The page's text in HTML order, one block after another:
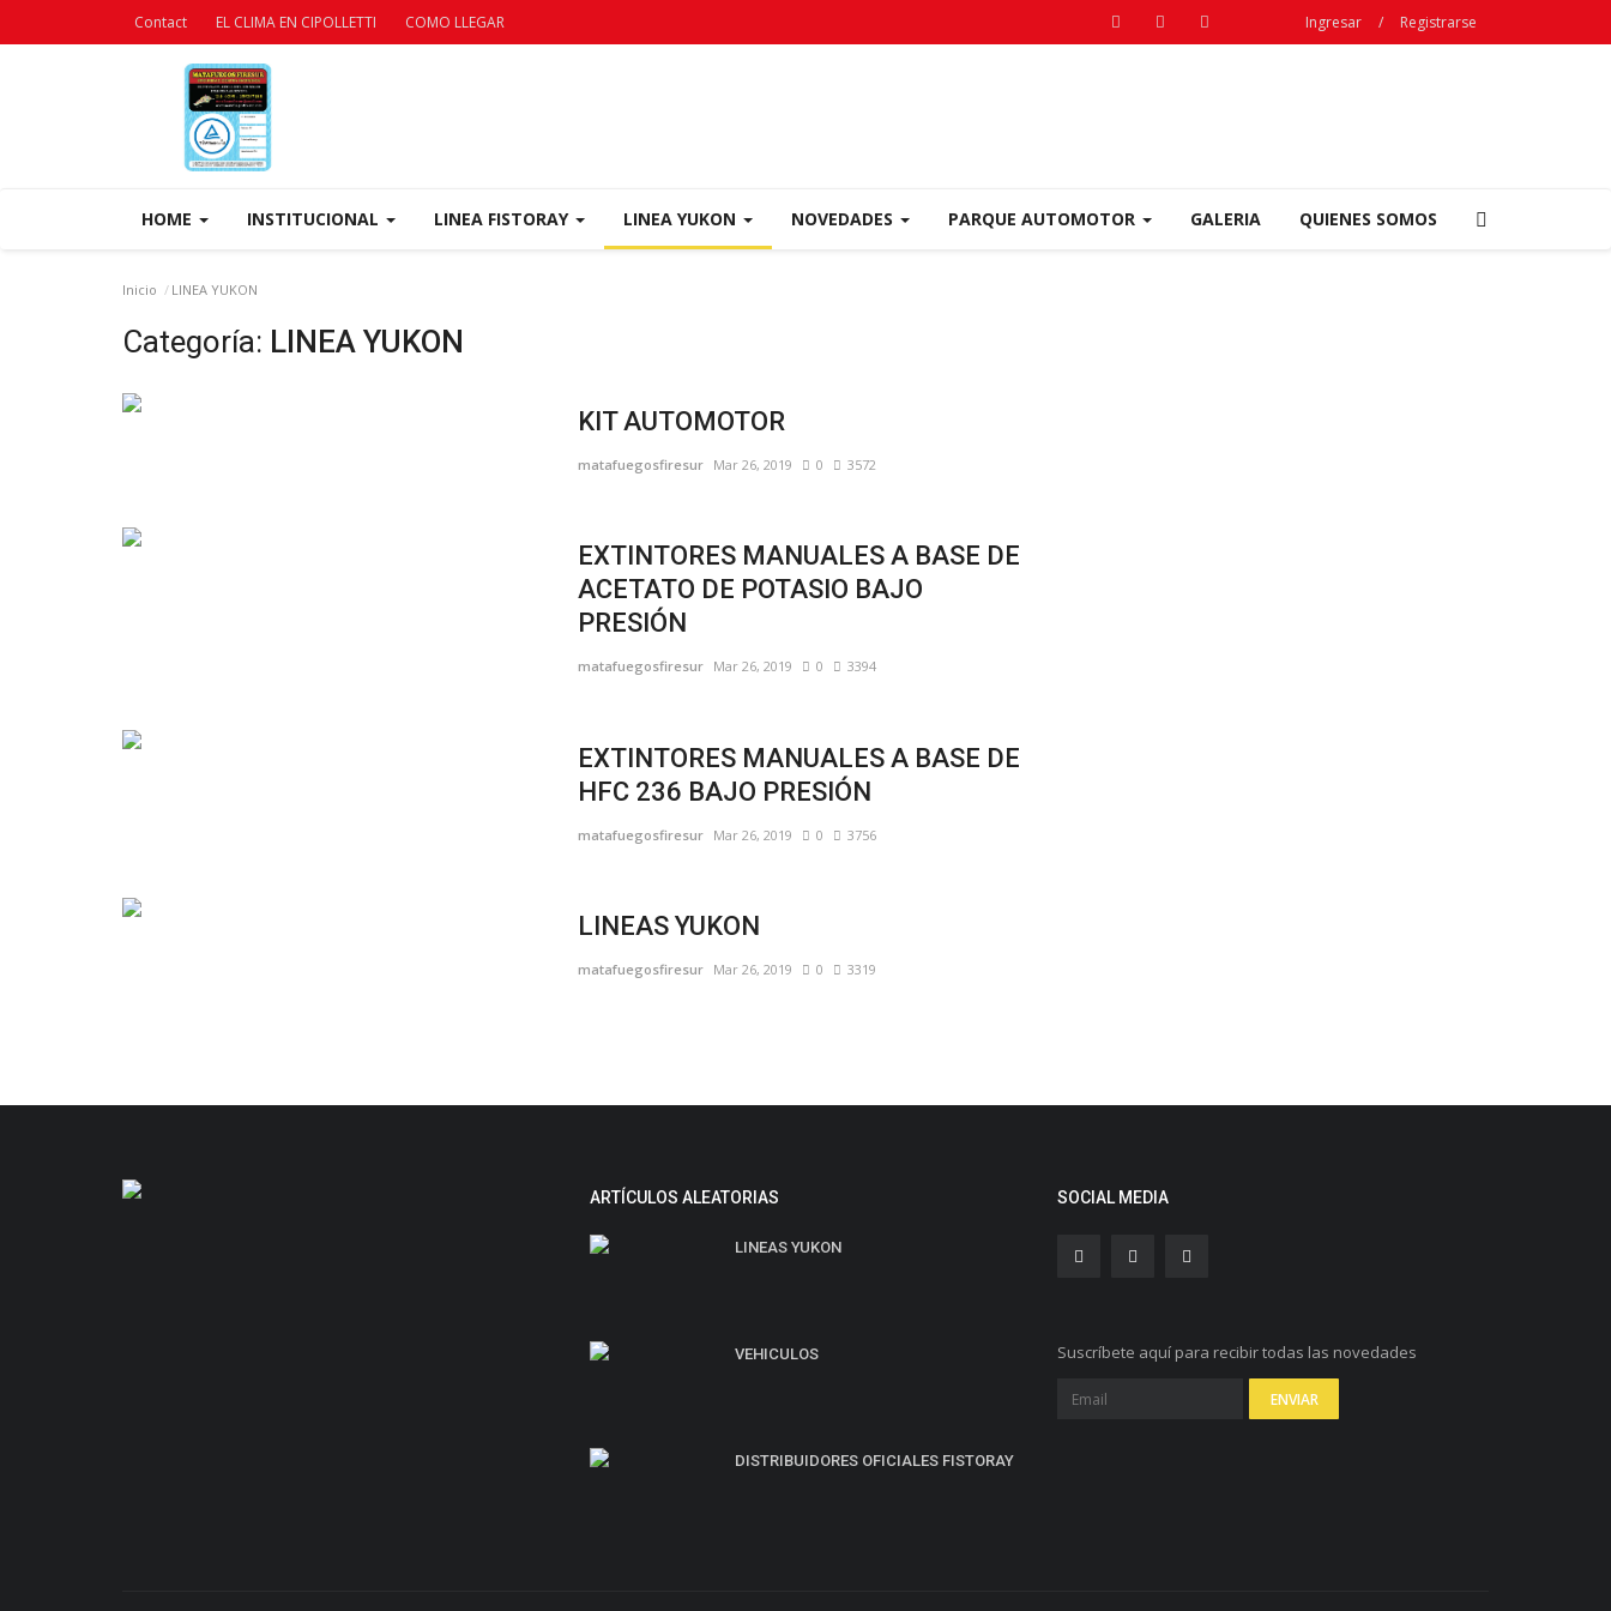
Contact EL CLIMA EN CIPOLLETTI COMO LLEGAR Ingresar / Registrarse
HOME INSTITUCIONAL LINEA FISTORAY LINEA YUKON NOVEDADES PARQUE AUTOMOTOR GALERIA QUIENES SOMOS
Inicio LINEA YUKON
Categoría: LINEA YUKON
KIT AUTOMOTOR
matafuegosfiresur Mar 26, 2019 0 3572
EXTINTORES MANUALES A BASE DE
ACETATO DE POTASIO BAJO
PRESIÓN
matafuegosfiresur Mar 26, 2019 0 3394
EXTINTORES MANUALES A BASE DE
HFC 236 BAJO PRESIÓN
matafuegosfiresur Mar 26, 2019 0 3756
LINEAS YUKON
matafuegosfiresur Mar 26, 2019 0 3319
ARTÍCULOS ALEATORIAS
LINEAS YUKON
VEHICULOS
DISTRIBUIDORES OFICIALES FISTORAY
SOCIAL MEDIA
Suscríbete aquí para recibir todas las novedades